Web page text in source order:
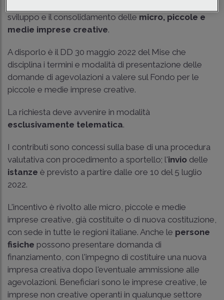
sviluppo e il consolidamento delle micro, piccole e
medie imprese creative.
A disporlo è il DD 30 maggio 2022 del Mise che
disciplina i termini e modalità di presentazione delle
domande di agevolazioni a valere sul Fondo per le
piccole e medie imprese creative.
La richiesta deve avvenire in modalità
esclusivamente telematica.
I contributi sono concessi sulla base di una procedura
valutativa con procedimento a sportello; l'invio delle
istanze è previsto a partire dalle ore 10 del 5 luglio
2022.
L'incentivo è rivolto alle micro, piccole e medie
imprese creative, già costituite o di nuova costituzione,
con sede in tutte le regioni italiane. Anche le persone
fisiche possono presentare domanda di
finanziamento, con l'impegno di costituire una nuova
impresa creativa dopo l'eventuale ammissione alle
agevolazioni. Beneficiari sono le imprese creative, le
imprese non creative operanti in qualunque settore